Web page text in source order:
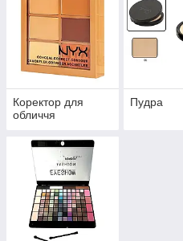
Коректор для
обличчя
Пудра